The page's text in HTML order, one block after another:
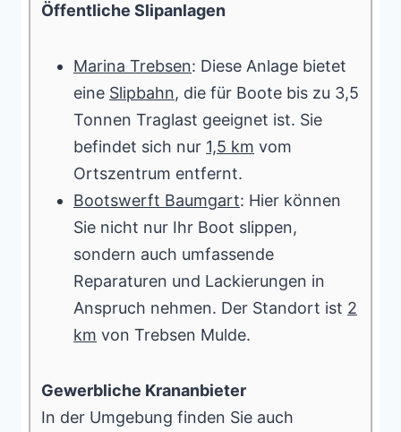
Öffentliche Slipanlagen
Marina Trebsen: Diese Anlage bietet
eine Slipbahn, die für Boote bis zu 3,5
Tonnen Traglast geeignet ist. Sie
befindet sich nur 1,5 km vom
Ortszentrum entfernt.
Bootswerft Baumgart: Hier können
Sie nicht nur Ihr Boot slippen,
sondern auch umfassende
Reparaturen und Lackierungen in
Anspruch nehmen. Der Standort ist 2
km von Trebsen Mulde.
Gewerbliche Krananbieter
In der Umgebung finden Sie auch